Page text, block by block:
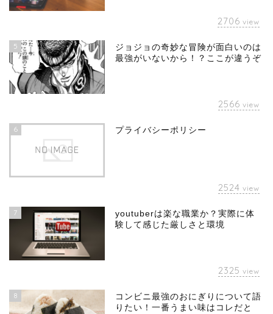
2706 view
5
ジョジョの奇妙な冒険が面白いのは
最強がいないから！？ここが違うぞ
2566 view
6 プライバシーポリシー
2524 view
7
youtuberは楽な職業か？実際に体
験して感じた厳しさと環境
2325 view
8
コンビニ最強のおにぎりについて語
りたい！一番うまい味はコレだと